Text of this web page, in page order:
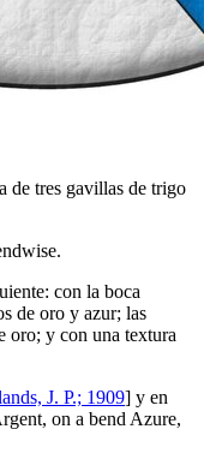
de tres gavillas de trigo
con la boca
de oro y azur; las
oro; y con una textura
J. P.; 1909] y en
on a bend Azure,